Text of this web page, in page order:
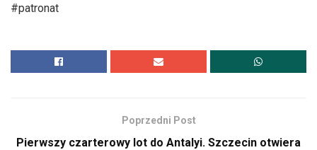
#patronat
Poprzedni Post
Pierwszy czarterowy lot do Antalyi. Szczecin otwiera